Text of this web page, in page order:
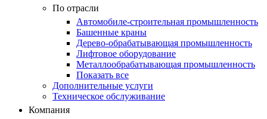
По отрасли
Автомобиле-строительная промышленность
Башенные краны
Дерево-обрабатывающая промышленность
Лифтовое оборудование
Металлообрабатывающая промышленность
Показать все
Дополнительные услуги
Техническое обслуживание
Компания